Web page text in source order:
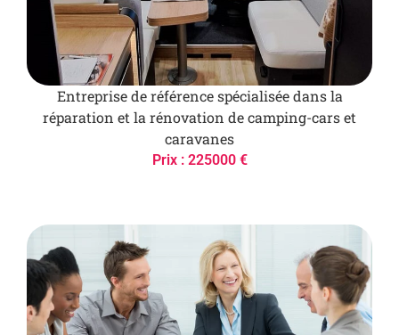
Entreprise de référence spécialisée dans la
réparation et la rénovation de camping-cars et
caravanes
Prix : 225000 €